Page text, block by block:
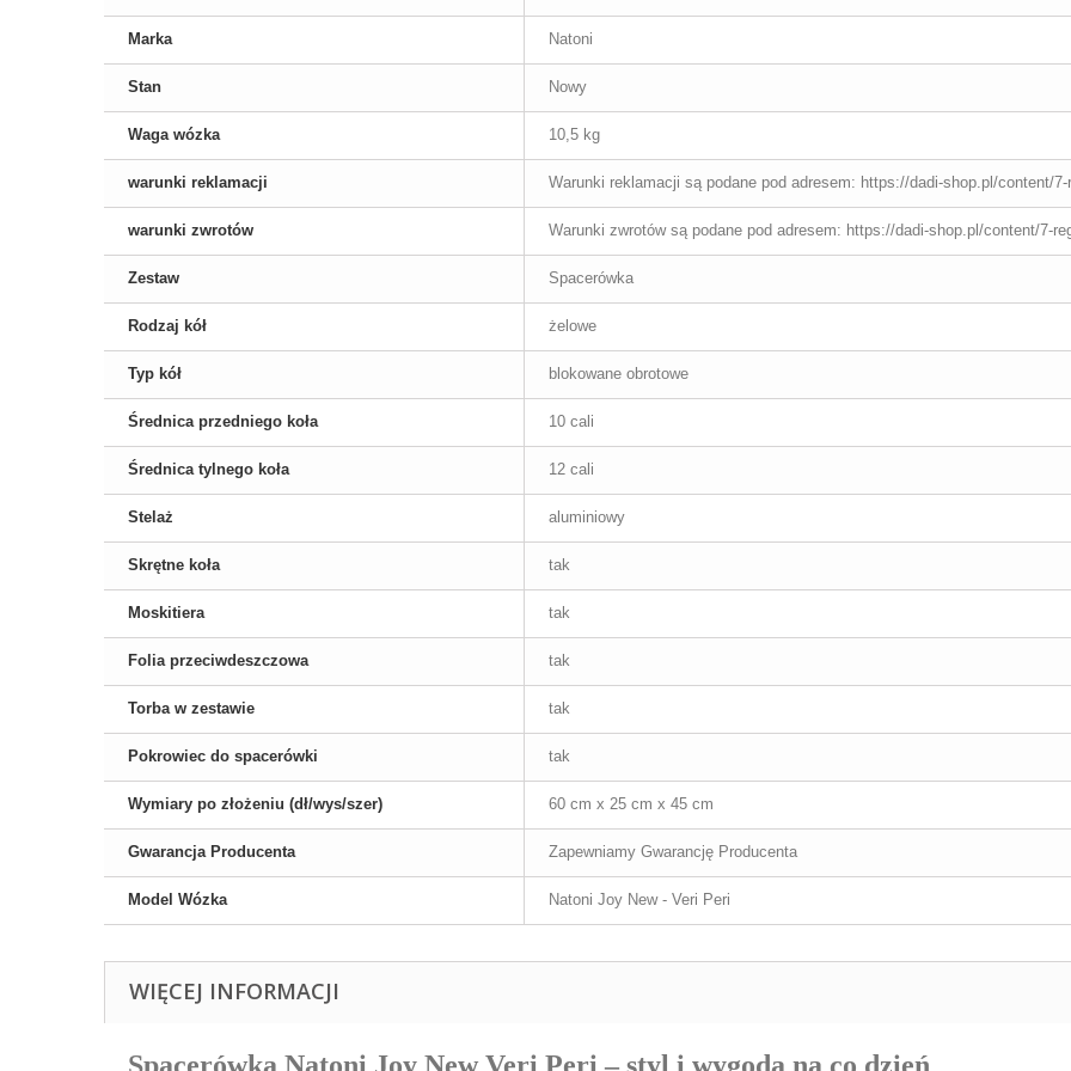
Marka Natoni
Stan Nowy
Waga wózka 10,5 kg
warunki reklamacji Warunki reklamacji są podane pod adresem: https://dadi-shop.pl/content/7-
warunki zwrotów Warunki zwrotów są podane pod adresem: https://dadi-shop.pl/content/7-
Zestaw Spacerówka
Rodzaj kół żelowe
Typ kół blokowane obrotowe
Średnica przedniego koła 10 cali
Średnica tylnego koła 12 cali
Stelaż aluminiowy
Skrętne koła tak
Moskitiera tak
Folia przeciwdeszczowa tak
Torba w zestawie tak
Pokrowiec do spacerówki tak
Wymiary po złożeniu (dł/wys/szer) 60 cm x 25 cm x 45 cm
Gwarancja Producenta Zapewniamy Gwarancję Producenta
Model Wózka Natoni Joy New - Veri Peri
WIĘCEJ INFORMACJI